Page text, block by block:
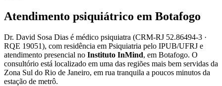
Atendimento psiquiátrico em Botafogo
Dr. David Sosa Dias é médico psiquiatra (CRM-RJ 52.86494-3 ·
RQE 19051), com residência em Psiquiatria pelo IPUB/UFRJ e
atendimento presencial no Instituto InMind, em Botafogo. O
consultório está localizado em uma das regiões mais bem servidas da
Zona Sul do Rio de Janeiro, em rua tranquila a poucos minutos da
estação de metrô.